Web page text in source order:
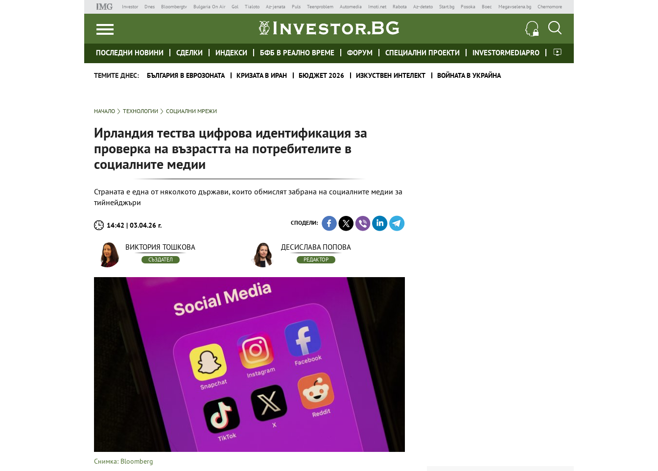
Investor Dnes Bloombergtv Bulgaria On Air Gol Tialoto Az-jenata Puls Teenproblem Automedia Imoti.net Rabota Az-deteto Start.bg Posoka Boec Megavselena.bg Chernomore
ПОСЛЕДНИ НОВИНИ СДЕЛКИ ИНДЕКСИ БФБ В РЕАЛНО ВРЕМЕ ФОРУМ СПЕЦИАЛНИ ПРОЕКТИ INVESTORMEDIAPRO
ТЕМИТЕ ДНЕС: БЪЛГАРИЯ В ЕВРОЗОНАТА КРИЗАТА В ИРАН БЮДЖЕТ 2026 ИЗКУСТВЕН ИНТЕЛЕКТ ВОЙНАТА В УКРАЙНА
НАЧАЛО ТЕХНОЛОГИИ СОЦИАЛНИ МРЕЖИ
Ирландия тества цифрова идентификация за
проверка на възрастта на потребителите в
социалните медии
Страната е една от няколкото държави, които обмислят забрана на социалните медии за
тийнейджъри
14:42 | 03.04.26 г. СПОДЕЛИ:
ВИКТОРИЯ ТОШКОВА
СЪЗДАТЕЛ
ДЕСИСЛАВА ПОПОВА
РЕДАКТОР
Снимка: Bloomberg